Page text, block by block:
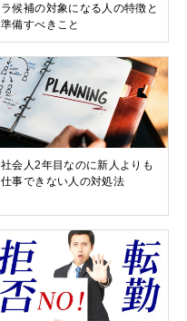
ラ候補の対象になる人の特徴と
準備すべきこと
社会人2年目なのに新人よりも
仕事できない人の対処法